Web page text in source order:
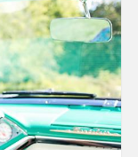
GÖRME